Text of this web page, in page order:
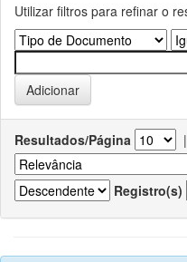
Utilizar filtros para refinar o
Resultados/Página |
Registro(s)